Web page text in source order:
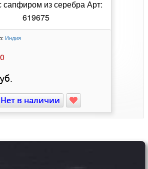
сапфиром из серебра Арт:
619675
Индия
0
в наличии